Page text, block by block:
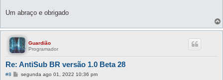
Um abraço e obrigado
Guardião
Programador
Re: AntiSub BR versão 1.0 Beta 28
#8
Msegunda ago 01, 2022 10:36 pm